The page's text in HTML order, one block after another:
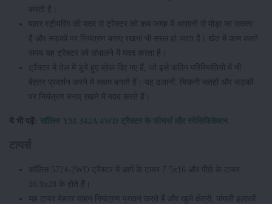
करती है।
पावर स्टीयरिंग की मदद से ट्रैक्टर को कम जगह में आसानी से मोड़ा जा सकता
है और सड़कों पर नियंत्रण बनाए रखना भी सरल हो जाता है। खेत में काम करते
समय यह ट्रैक्टर को संभालने में मदद करता है।
ट्रैक्टर में तेल में डूबे हुए ब्रेक दिए गए हैं, जो इसे कठिन परिस्थितियों में भी
बेहतर प्रदर्शन करने में सक्षम बनाते हैं। यह ढलानों, चिकनी सतहों और सड़कों
पर नियंत्रण बनाए रखने में मदद करते हैं।
ये भी पढ़ें: सॉलिस YM 342A 4WD ट्रैक्टर के फीचर्स और स्पेसिफिकेशन
सॉलिस 5724-2WD ट्रैक्टर में आगे के टायर 7.5x16 और पीछे के टायर
16.9x28 के होते हैं।
यह टायर बेहतर वाहन नियंत्रण प्रदान करते हैं और खुले क्षेत्रों, जंगली इलाकों